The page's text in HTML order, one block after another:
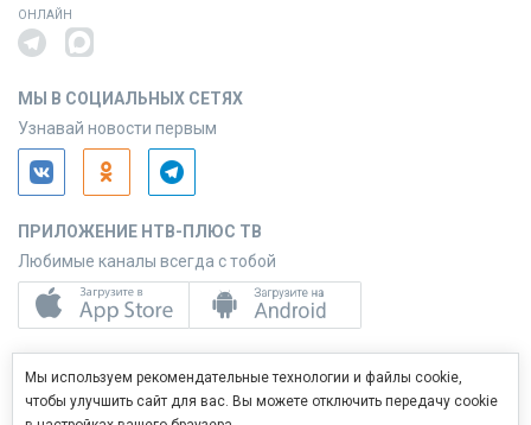
ОНЛАЙН
МЫ В СОЦИАЛЬНЫХ СЕТЯХ
Узнавай новости первым
ПРИЛОЖЕНИЕ НТВ-ПЛЮС ТВ
Любимые каналы всегда с тобой
Управляй услугами с телефона
Мы используем рекомендательные технологии и файлы cookie,
чтобы улучшить сайт для вас. Вы можете отключить передачу cookie